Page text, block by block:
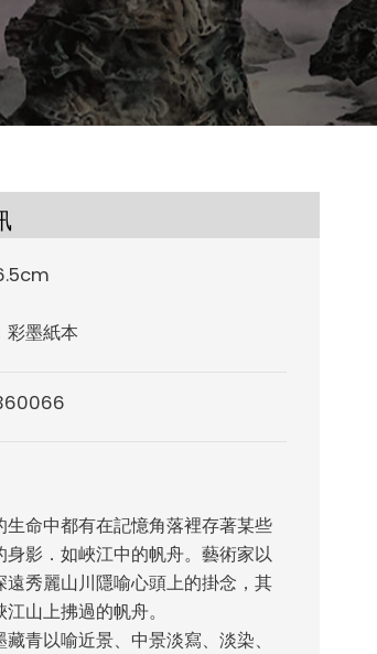
彩墨紙本
生命中都有在記憶角落裡存著某些
身影．如峽江中的帆舟。藝術家以
遠秀麗山川隱喻心頭上的掛念，其
山上拂過的帆舟。
青以喻近景、中景淡寫、淡染、